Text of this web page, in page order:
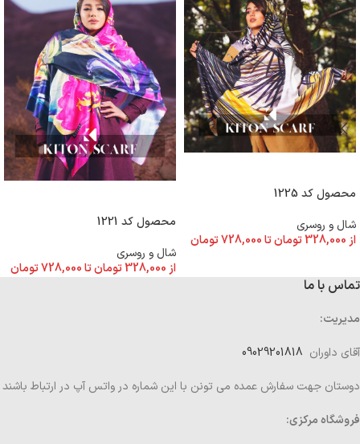
محصول کد 1225
شال و روسری
از 328,000تومانتا728,000تومان
محصول کد 1221
شال و روسری
از 328,000تومانتا728,000تومان
تماس با ما
مدیریت:
آقای داوران
دوستان جهت سفارش عمده می تونن با این شماره در واتس آپ در ارتباط باشند
فروشگاه مرکزی: